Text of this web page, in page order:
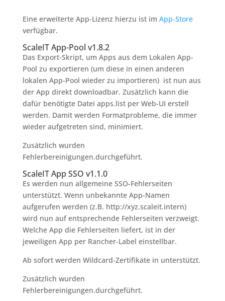
Eine erweiterte App-Lizenz hierzu ist im App-Store
verfügbar.
ScaleIT App-Pool v1.8.2
Das Export-Skript, um Apps aus dem Lokalen App-
Pool zu exportieren (um diese in einen anderen
lokalen App-Pool wieder zu importieren) ist nun aus
der App direkt downloadbar. Zusätzlich kann die
dafür benötigte Datei apps.list per Web-UI erstell
werden. Damit werden Formatprobleme, die immer
wieder aufgetreten sind, minimiert.
Zusätzlich wurden
Fehlerbereinigungen.durchgeführt.
ScaleIT App SSO v1.1.0
Es werden nun allgemeine SSO-Fehlerseiten
unterstützt. Wenn unbekannte App-Namen
aufgerufen werden (z.B. http://xyz.scaleit.intern)
wird nun auf entsprechende Fehlerseiten verzweigt.
Welche App die Fehlerseiten liefert, ist in der
jeweiligen App per Rancher-Label einstellbar.
Ab sofort werden Wildcard-Zertifikate in unterstützt.
Zusätzlich wurden
Fehlerbereinigungen.durchgeführt.